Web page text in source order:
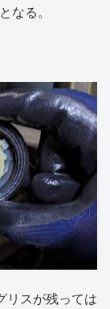
なる。
リスが残っては